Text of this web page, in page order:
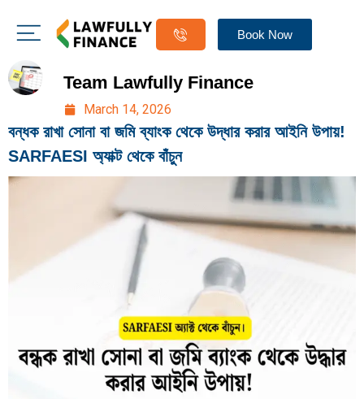
Book Now
Team Lawfully Finance
March 14, 2026
বন্ধক রাখা সোনা বা জমি ব্যাংক থেকে উদ্ধার করার আইনি উপায়!
SARFAESI অ্যাক্ট থেকে বাঁচুন